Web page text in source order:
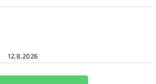
12.8.2026